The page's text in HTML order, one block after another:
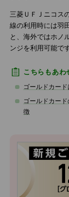
三菱ＵＦＪニコス
線の利用時には羽
と、海外ではホノ
ンジを利用可能で
こちらもあわ
ゴールドカー
ゴールドカー
徴